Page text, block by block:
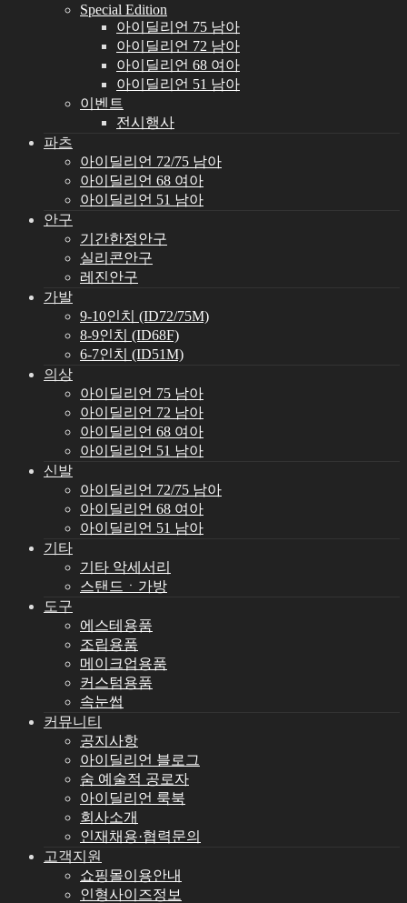
Special Edition
아이딜리언 75 남아
아이딜리언 72 남아
아이딜리언 68 여아
아이딜리언 51 남아
이벤트
전시행사
파츠
아이딜리언 72/75 남아
아이딜리언 68 여아
아이딜리언 51 남아
안구
기간한정안구
실리콘안구
레진안구
가발
9-10인치 (ID72/75M)
8-9인치 (ID68F)
6-7인치 (ID51M)
의상
아이딜리언 75 남아
아이딜리언 72 남아
아이딜리언 68 여아
아이딜리언 51 남아
신발
아이딜리언 72/75 남아
아이딜리언 68 여아
아이딜리언 51 남아
기타
기타 악세서리
스탠드ㆍ가방
도구
에스테용품
조립용품
메이크업용품
커스텀용품
속눈썹
커뮤니티
공지사항
아이딜리언 블로그
숨 예술적 공로자
아이딜리언 룩북
회사소개
인재채용·협력문의
고객지원
쇼핑몰이용안내
인형사이즈정보